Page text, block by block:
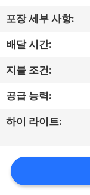
여
공
장
여
행
품
질
포장 세부 사항:
배달 시간:
지불 조건:
공급 능력:
하이 라이트: